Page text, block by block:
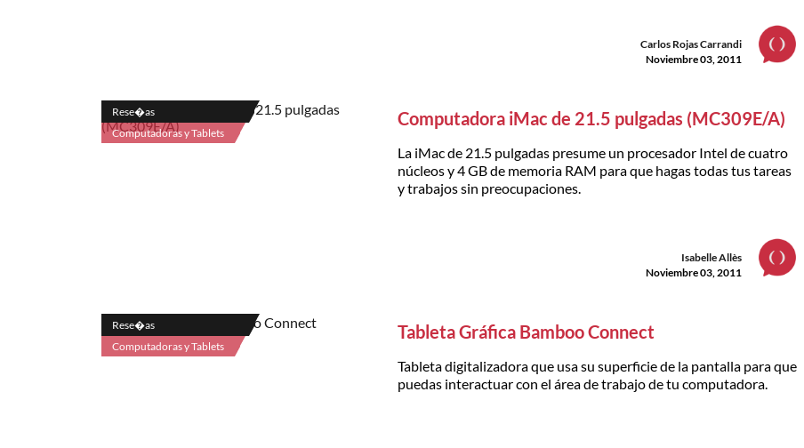
Carlos Rojas Carrandi
Noviembre 03, 2011
Rese�as
Computadoras y Tablets
Computadora iMac de 21.5 pulgadas (MC309E/A)
La iMac de 21.5 pulgadas presume un procesador Intel de cuatro
núcleos y 4 GB de memoria RAM para que hagas todas tus tareas
y trabajos sin preocupaciones.
Isabelle Allès
Noviembre 03, 2011
Rese�as
Computadoras y Tablets
Tableta Gráfica Bamboo Connect
Tableta digitalizadora que usa su superficie de la pantalla para que
puedas interactuar con el área de trabajo de tu computadora.